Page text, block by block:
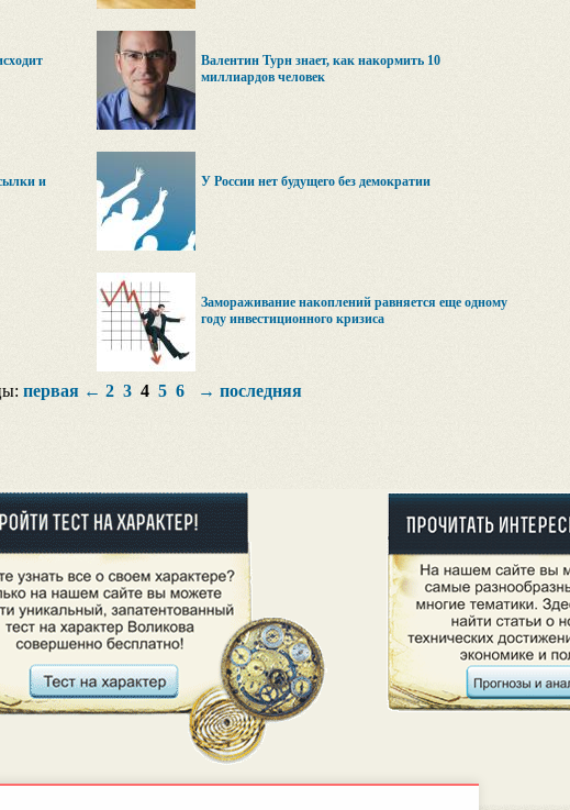
Валентин Турн знает, как накормить 10
миллиардов человек
и
У России нет будущего без демократии
Замораживание накоплений равняется еще одному
году инвестиционного кризиса
первая← 2 3 4 5 6 → последняя